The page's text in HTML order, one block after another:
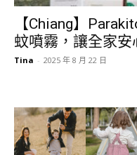
【Chiang】
蚊噴霧，讓全家安
Tina - 2025 年 8 月 22 日